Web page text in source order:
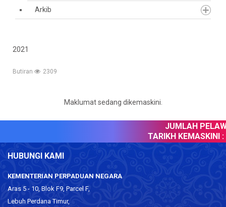
Arkib
2021
Butiran 2309
Maklumat sedang dikemaskini.
JUMLAH
TARIKH KEMASKINI :
HUBUNGI KAMI
KEMENTERIAN PERPADUAN NEGARA
Aras 5 - 10, Blok F9, Parcel F,
Lebuh Perdana Timur,